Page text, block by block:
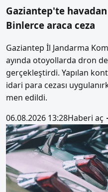
Gaziantep'te
Binlerce araca ceza
Gaziantep İl Jandarma
ayında otoyollarda dron
gerçekleştirdi. Yapılan
idari para cezası
men edildi.
06.08.2026 13:28Haberi aç